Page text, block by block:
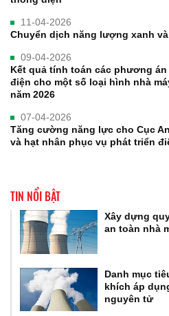
11-04-2026
Chuyển dịch năng lượng xanh
09-04-2026
Kết quả tính toán các phương
điện cho một số loại hình nhà
năm 2026
07-04-2026
Tăng cường năng lực cho Cục
và hạt nhân phục vụ phát triển
TIN NỔI BẬT
Xây dựng
an toàn nhà
Danh mục
khích áp
nguyên tử